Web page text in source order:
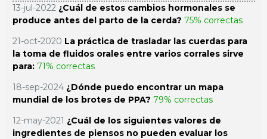
13-jul-2022 ¿Cuál de estos cambios hormonales se
produce antes del parto de la cerda? 75% correctas
21-oct-2020 La práctica de trasladar las cuerdas para
la toma de fluidos orales entre varios corrales sirve
para: 71% correctas
18-sep-2024 ¿Dónde puedo encontrar un mapa
mundial de los brotes de PPA? 79% correctas
12-may-2021 ¿Cuál de los siguientes valores de
ingredientes de piensos no pueden evaluar los